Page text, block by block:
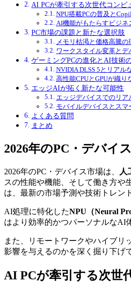
AI PCが牽引する次世代コンピ
NPU搭載PCの普及と
AI機能がもたらすビジネ
PC市場の課題と新たな選択肢
メモリ枯渇と価格高騰の
ワークスタイル変革と
ゲーミングPCの進化とAI技術
NVIDIA DLSS 5とリアル
高性能CPUとGPUが織
エッジAIが拓く新たな可能性
エッジデバイスでのリア
モバイルデバイスとスマ
よくある質問
まとめ
2026年のPC・デバイ
2026年のPC・デバイス市場は、 人
スの性能や機能、そして働き方や
は、最新の市場予測や技術トレン
AI処理に特化したNPU（Neural
はより効率的かつパーソナルなAI
また、リモートワークやハイブリ
影響を与えるのかを深く掘り下げ
AI PCが牽引する次世